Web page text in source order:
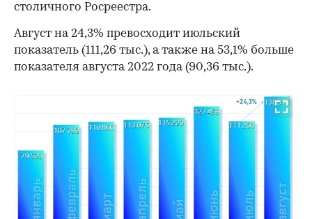
столичного Росреестра.
Август на 24,3% превосходит июльский
показатель (111,26 тыс.), а также на 53,1% больше
показателя августа 2022 года (90,36 тыс.).